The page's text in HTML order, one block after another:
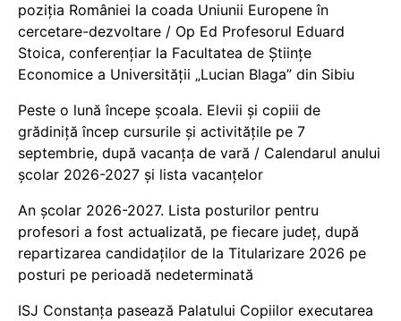
poziția României la coada Uniunii Europene în
cercetare-dezvoltare / Op Ed Profesorul Eduard
Stoica, conferențiar la Facultatea de Științe
Economice a Universității „Lucian Blaga” din Sibiu
Peste o lună începe școala. Elevii și copiii de
grădiniță încep cursurile și activitățile pe 7
septembrie, după vacanța de vară / Calendarul anului
școlar 2026-2027 și lista vacanțelor
An școlar 2026-2027. Lista posturilor pentru
profesori a fost actualizată, pe fiecare județ, după
repartizarea candidaților de la Titularizare 2026 pe
posturi pe perioadă nedeterminată
ISJ Constanța pasează Palatului Copiilor executarea